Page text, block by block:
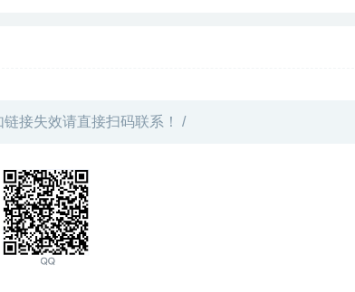
接失效请直接扫码联系！ /